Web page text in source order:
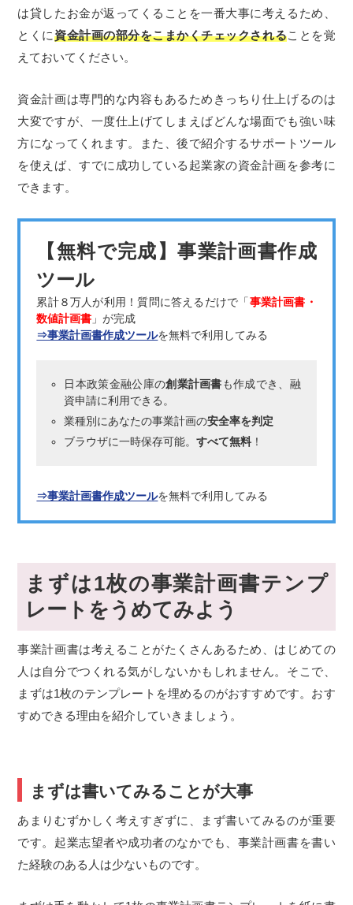
は貸したお金が返ってくることを一番大事に考えるため、
とくに資金計画の部分をこまかくチェックされることを覚
えておいてください。
資金計画は専門的な内容もあるためきっちり仕上げるのは
大変ですが、一度仕上げてしまえばどんな場面でも強い味
方になってくれます。また、後で紹介するサポートツール
を使えば、すでに成功している起業家の資金計画を参考に
できます。
【無料で完成】事業計画書作成
ツール
累計８万人が利用！質問に答えるだけで「事業計画書・
数値計画書 」が完成
⇒事業計画書作成ツールを無料で利用してみる
日本政策金融公庫の創業計画書も作成でき、融
資申請に利用できる。
業種別にあなたの事業計画の安全率を判定
ブラウザに一時保存可能。すべて無料 ！
⇒事業計画書作成ツールを無料で利用してみる
まずは1枚の事業計画書テンプ
レートをうめてみよう
事業計画書は考えることがたくさんあるため、はじめての
人は自分でつくれる気がしないかもしれません。そこで、
まずは1枚のテンプレートを埋めるのがおすすめです。おす
すめできる理由を紹介していきましょう。
まずは書いてみることが大事
あまりむずかしく考えすぎずに、まず書いてみるのが重要
です。起業志望者や成功者のなかでも、事業計画書を書い
た経験のある人は少ないものです。